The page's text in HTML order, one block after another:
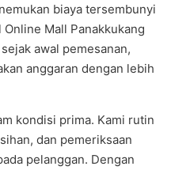
biaya tersembunyi
Mall Panakkukang
awal pemesanan,
anggaran dengan lebih
kondisi prima. Kami rutin
dan pemeriksaan
pelanggan. Dengan